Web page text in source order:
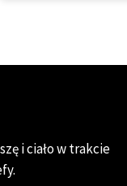
i ciało w trakcie